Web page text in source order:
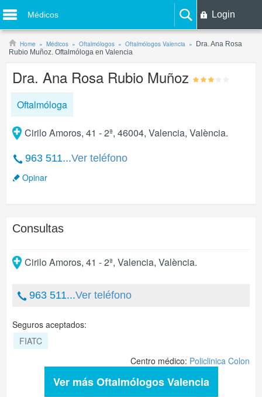
Médicos Login
Home Médicos Oftalmólogos Oftalmólogos Valencia
Dra. Ana Rosa
Rubio Muñoz. Oftalmóloga en Valencia
Dra. Ana Rosa Rubio Muñoz
Oftalmóloga
Cirilo Amoros, 41 - 2ª, 46004, Valencia, València.
963 511...Ver teléfono
Opinar
Consultas
Cirilo Amoros, 41 - 2ª, Valencia, València.
963 511...Ver teléfono
Seguros aceptados:
FIATC
Centro médico: Policlinica Colon
Ver más Oftalmólogos Valencia